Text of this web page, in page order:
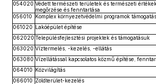
054020 Védett természeti területek és természeti
megőrzése és fenntartása
056010
Komplex környezetvédelmi programok
061020 Lakóépület építése
062020 Településfejlesztési projektek és támogatásuk
063020 Víztermelés, -kezelés, -ellátás
063080 Vízellátással kapcsolatos közmű építése,
064010 Közvilágítás
066010 Zöldterület-kezelés